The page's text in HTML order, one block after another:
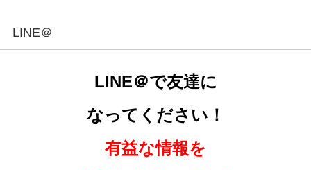
LINE＠
LINE＠で友達に
なってください！
有益な情報を